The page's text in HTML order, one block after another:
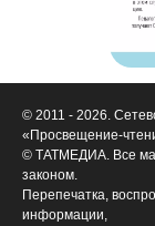
© 2011 - 2026.
«Просвещение-
© ТАТМЕДИА. Все
законом.
Перепечатка,
информации,